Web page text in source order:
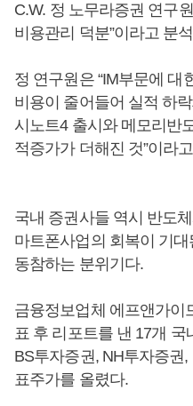
C.W. 정 노무라증권 연구
비용관리 덕분”이라고 분
정 연구원은 “IM부문에 대
비용이 줄어들어 실적 하
시노트4 출시와 메모리반
적증가가 더해진 것”이라
국내 증권사들 역시 반도
마트폰사업의 회복이 기
동참하는 분위기다.
금융정보업체 에프앤가이
표 후 리포트를 낸 17개
BS투자증권, NH투자증권
표주가를 올렸다.